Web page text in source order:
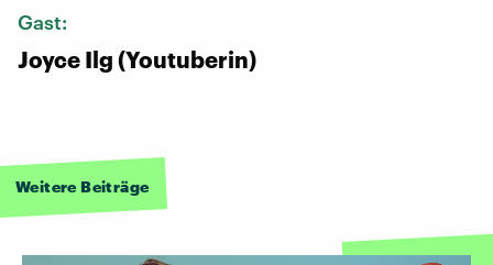
Gast:
Joyce Ilg (Youtuberin)
Weitere Beiträge